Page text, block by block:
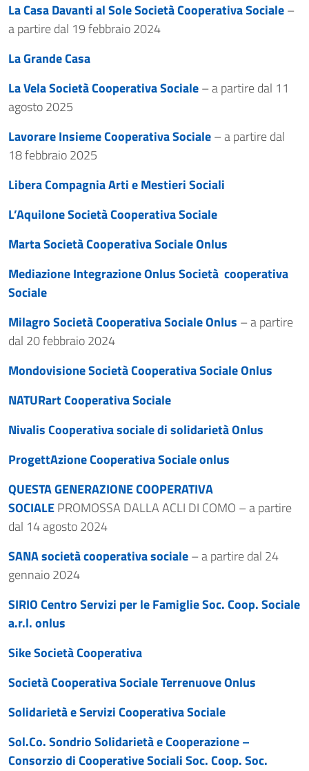
La Casa Davanti al Sole Società Cooperativa Sociale–
a partire dal 19 febbraio 2024
La Grande Casa
La Vela Società Cooperativa Sociale– a partire dal 11
agosto 2025
Lavorare Insieme Cooperativa Sociale– a partire dal
18 febbraio 2025
Libera Compagnia Arti e Mestieri Sociali
L’Aquilone Società Cooperativa Sociale
Marta Società Cooperativa Sociale Onlus
Mediazione Integrazione Onlus Società cooperativa
Sociale
Milagro Società Cooperativa Sociale Onlus – a partire
dal 20 febbraio 2024
Mondovisione Società Cooperativa Sociale Onlus
NATURart Cooperativa Sociale
Nivalis Cooperativa sociale di solidarietà Onlus
ProgettAzione Cooperativa Sociale onlus
QUESTA GENERAZIONE COOPERATIVA
SOCIALEPROMOSSA DALLA ACLI DI COMO – a partire
dal 14 agosto 2024
SANA società cooperativa sociale– a partire dal 24
gennaio 2024
SIRIO Centro Servizi per le Famiglie Soc. Coop. Sociale
a.r.l. onlus
Sike Società Cooperativa
Società Cooperativa Sociale Terrenuove Onlus
Solidarietà e Servizi Cooperativa Sociale
Sol.Co. Sondrio Solidarietà e Cooperazione –
Consorzio di Cooperative Sociali Soc. Coop. Soc.